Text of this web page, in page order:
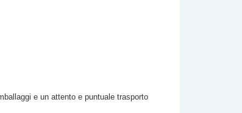
e un attento e puntuale trasporto